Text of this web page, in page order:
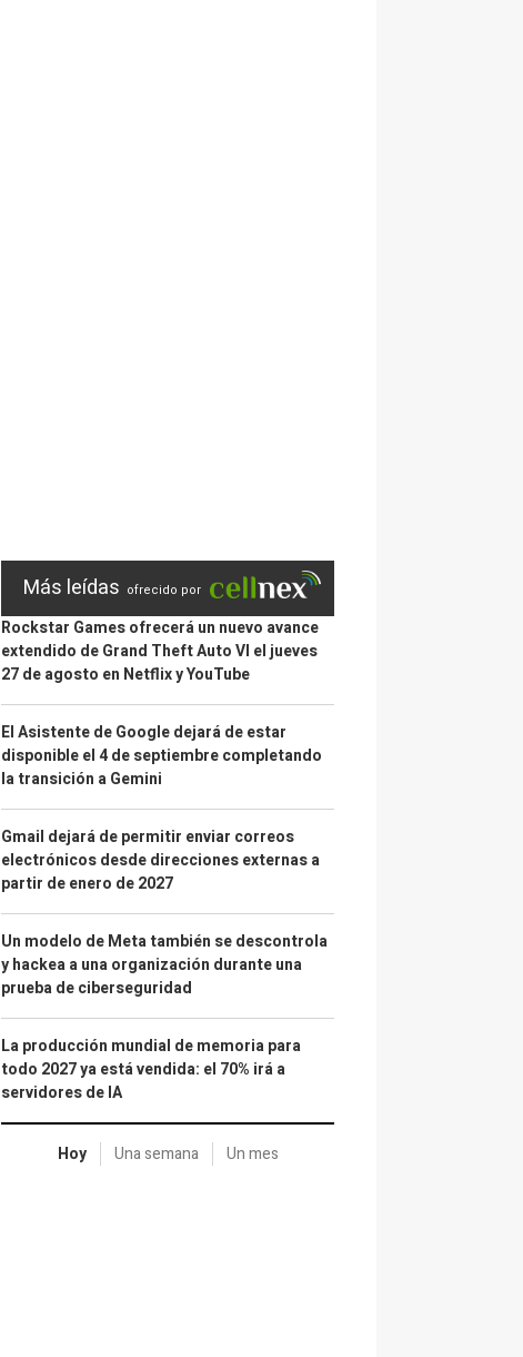
Más leídas ofrecido por
Rockstar Games ofrecerá un nuevo avance
extendido de Grand Theft Auto VI el jueves
27 de agosto en Netflix y YouTube
El Asistente de Google dejará de estar
disponible el 4 de septiembre completando
la transición a Gemini
Gmail dejará de permitir enviar correos
electrónicos desde direcciones externas a
partir de enero de 2027
Un modelo de Meta también se descontrola
y hackea a una organización durante una
prueba de ciberseguridad
La producción mundial de memoria para
todo 2027 ya está vendida: el 70% irá a
servidores de IA
Hoy Una semana Un mes